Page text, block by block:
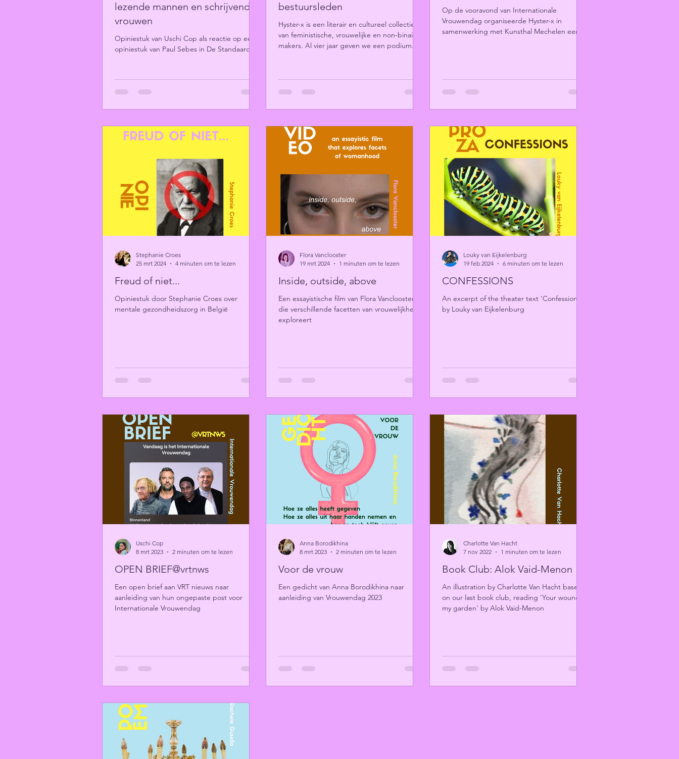
lezende mannen en schrijvende
vrouwen
Opiniestuk van Uschi Cop als reactie op een
opiniestuk van Paul Sebes in De Standaard
bestuursleden
Hyster-x is een literair en cultureel collectief
van feministische, vrouwelijke en non-binaire
makers. Al vier jaar geven we een podium...
Op de vooravond van Internationale
Vrouwendag organiseerde Hyster-x in
samenwerking met Kunsthal Mechelen een
Freud of niet...
Opiniestuk door Stephanie Croes over
mentale gezondheidszorg in België
Stephanie Croes
25 mrt 2024
4 minuten om te lezen
Inside, outside, above
Een essayistische film van Flora Vanclooster
die verschillende facetten van vrouwelijkheid
exploreert
Flora Vanclooster
19 mrt 2024
1 minuten om te lezen
CONFESSIONS
An excerpt of the theater text 'Confessions'
by Louky van Eijkelenburg
Louky van Eijkelenburg
19 feb 2024
6 minuten om te lezen
OPEN BRIEF@vrtnws
Een open brief aan VRT nieuws naar
aanleiding van hun ongepaste post voor
Internationale Vrouwendag
Uschi Cop
8 mrt 2023
2 minuten om te lezen
Voor de vrouw
Een gedicht van Anna Borodikhina naar
aanleiding van Vrouwendag 2023
Anna Borodikhina
8 mrt 2023
2 minuten om te lezen
Book Club: Alok Vaid-Menon
An illustration by Charlotte Van Hacht based
on our last book club, reading 'Your wound,
my garden' by Alok Vaid-Menon
Charlotte Van Hacht
7 nov 2022
1 minuten om te lezen